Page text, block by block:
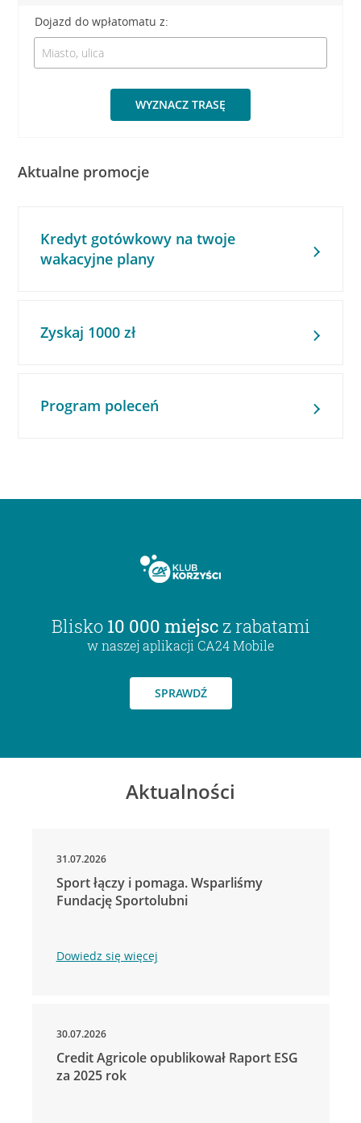
Dojazd do wpłatomatu z:
WYZNACZ TRASĘ
Aktualne promocje
Kredyt gotówkowy na twoje
wakacyjne plany
Zyskaj 1000 zł
Program poleceń
Blisko 10 000 miejsc z rabatami
w naszej aplikacji CA24 Mobile
SPRAWDŹ
Aktualności
31.07.2026
Sport łączy i pomaga. Wsparliśmy
Fundację Sportolubni
Dowiedz się więcej
30.07.2026
Credit Agricole opublikował Raport ESG
za 2025 rok